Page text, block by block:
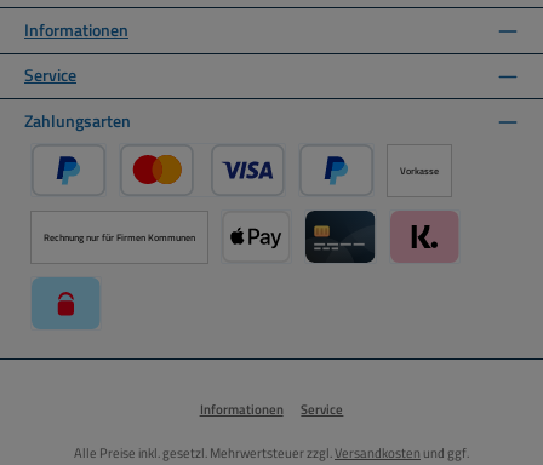
Informationen
Service
Zahlungsarten
PayPal Kredit- oder Debitkarte über PayPal
Später Bezahlen über PayPal
Vorkasse
Rechnung nur für Firmen Kommunen
Informationen Service
Alle Preise inkl. gesetzl. Mehrwertsteuer zzgl.Versandkosten und ggf.